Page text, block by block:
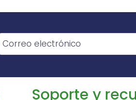
Soporte y